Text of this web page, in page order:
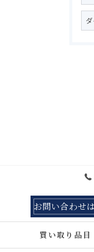
お問い合わせ
買い取り品目